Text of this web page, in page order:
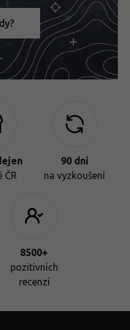
ČR
90 dní
na vyzkoušení
8500+
pozitivních
recenzí